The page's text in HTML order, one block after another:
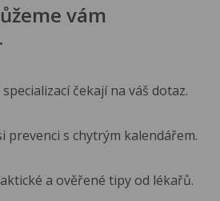
vám
čekají na váš dotaz.
prevenci s chytrým kalendářem.
a ověřené tipy od lékařů.